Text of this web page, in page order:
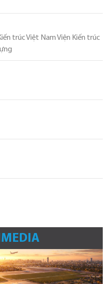
trúc Việt Nam Viện Kiến trúc